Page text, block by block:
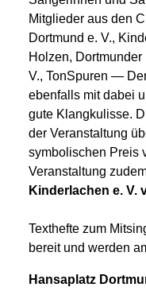
Mitglieder aus den
Dortmund e. V.,
Holzen,
V., TonSpuren —
ebenfalls mit dabei
gute Klangkulisse.
der Veranstaltung
symbolischen Preis
Veranstaltung
Kinderlachen e. V.
Texthefte zum
bereit und werden
Hansaplatz